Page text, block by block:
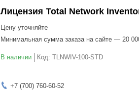
Лицензия Total Network
Цену уточняйте
Минимальная сумма заказа на сайте — 20
В наличии Код: TLNWIV-100-STD
+7 (700) 760-60-52